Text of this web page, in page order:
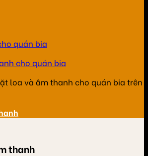
cho quán bia
loa và âm thanh cho quán bia trên
thanh